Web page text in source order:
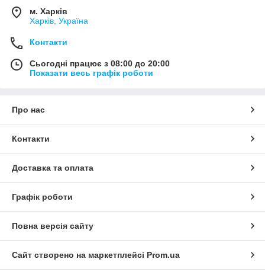
м. Харків
Харків, Україна
Контакти
Сьогодні працює з 08:00 до 20:00
Показати весь графік роботи
Про нас
Контакти
Доставка та оплата
Графік роботи
Повна версія сайту
Сайт створено на маркетплейсі Prom.ua